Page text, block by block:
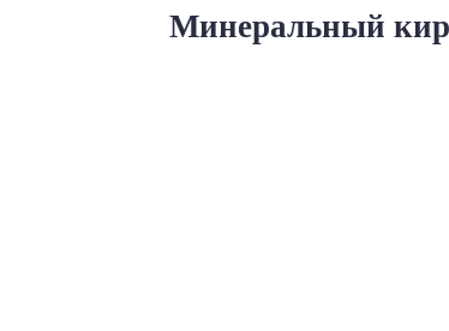
Минеральный